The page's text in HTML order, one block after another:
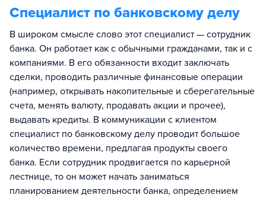
Специалист по банковскому делу
В широком смысле слово этот специалист — сотрудник
банка. Он работает как с обычными гражданами, так и с
компаниями. В его обязанности входит заключать
сделки, проводить различные финансовые операции
(например, открывать накопительные и сберегательные
счета, менять валюту, продавать акции и прочее),
выдавать кредиты. В коммуникации с клиентом
специалист по банковскому делу проводит большое
количество времени, предлагая продукты своего
банка. Если сотрудник продвигается по карьерной
лестнице, то он может начать заниматься
планированием деятельности банка, определением